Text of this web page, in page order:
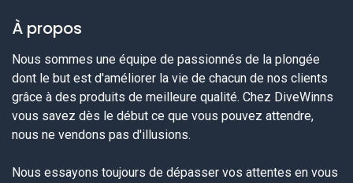
À propos
Nous sommes une équipe de passionnés de la plongée
dont le but est d'améliorer la vie de chacun de nos clients
grâce à des produits de meilleure qualité. Chez DiveWinns
vous savez dès le début ce que vous pouvez attendre,
nous ne vendons pas d'illusions.
Nous essayons toujours de dépasser vos attentes en vous